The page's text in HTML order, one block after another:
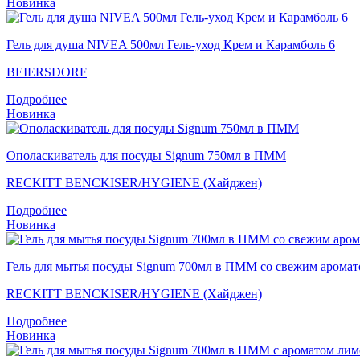
Гель для душа NIVEA 500мл Гель-уход Крем и Карамболь 6
BEIERSDORF
Подробнее
Новинка
Ополаскиватель для посуды Signum 750мл в ПММ
RECKITT BENCKISER/HYGIENE (Хайджен)
Подробнее
Новинка
Гель для мытья посуды Signum 700мл в ПММ со свежим
RECKITT BENCKISER/HYGIENE (Хайджен)
Подробнее
Новинка